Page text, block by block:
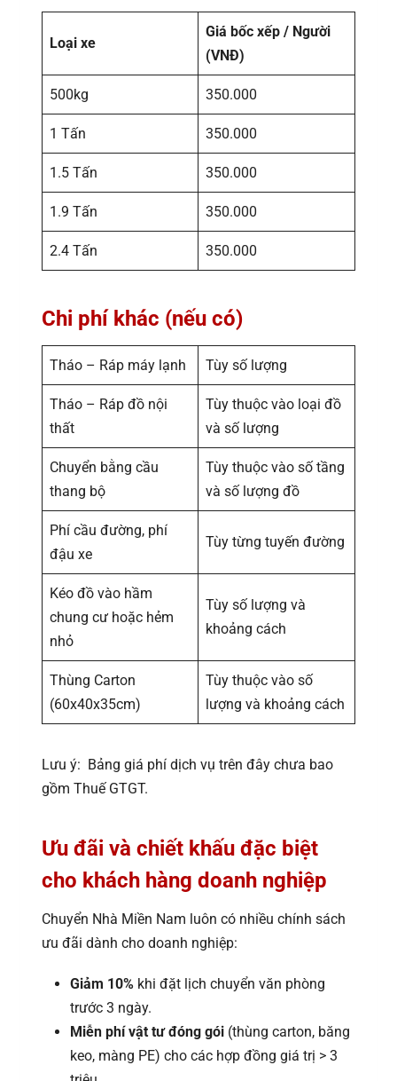
Loại xe
Giá bốc xếp / Người
(VNĐ)
500kg 350.000
1 Tấn 350.000
1.5 Tấn 350.000
1.9 Tấn 350.000
2.4 Tấn 350.000
Chi phí khác (nếu có)
Tháo – Ráp máy lạnh Tùy số lượng
Tháo – Ráp đồ nội
thất
Tùy thuộc vào loại đồ
và số lượng
Chuyển bằng cầu
thang bộ
Tùy thuộc vào số tầng
và số lượng đồ
Phí cầu đường, phí
đậu xe
Tùy từng tuyến đường
Kéo đồ vào hầm
chung cư hoặc hẻm
nhỏ
Tùy số lượng và
khoảng cách
Thùng Carton
(60x40x35cm)
Tùy thuộc vào số
lượng và khoảng cách
Lưu ý: Bảng giá phí dịch vụ trên đây chưa bao
gồm Thuế GTGT.
Ưu đãi và chiết khấu đặc biệt
cho khách hàng doanh nghiệp
Chuyển Nhà Miền Nam luôn có nhiều chính sách
ưu đãi dành cho doanh nghiệp:
Giảm 10% khi đặt lịch chuyển văn phòng
trước 3 ngày.
Miễn phí vật tư đóng gói (thùng carton, băng
keo, màng PE) cho các hợp đồng giá trị > 3